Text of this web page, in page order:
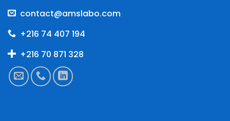
contact@amslabo.com
+216 74 407 194
+216 70 871 328